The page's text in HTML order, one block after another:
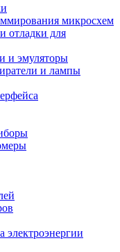
микросхем
отладки для
и эмуляторы
и лампы
электроэнергии